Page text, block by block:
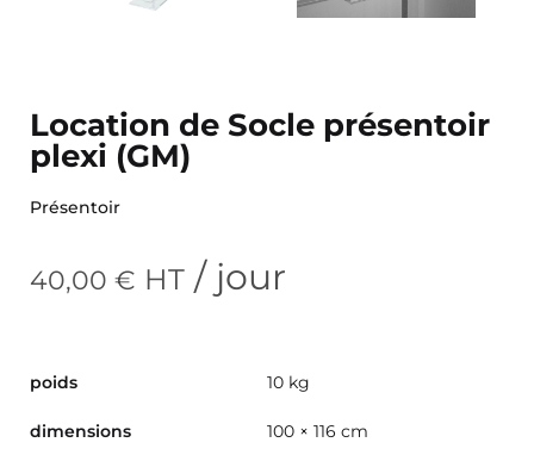
Location de Socle présentoir
plexi (GM)
Présentoir
40,00 € HT / jour
poids 10 kg
dimensions 100 × 116 cm